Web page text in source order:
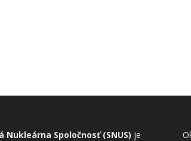
Nukleárna Spoločnosť (SNUS) je